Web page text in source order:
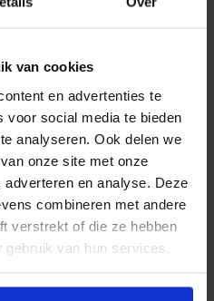
van cookies
en advertenties te
voor social media te bieden
analyseren. Ook delen we
onze site met onze
en analyse. Deze
combineren met andere
verstrekt of die ze hebben
van hun services.
ziet u al uw opties
datgene wat u wilt
uw budget. Indien u dit
uiteraard uitbreiden.
te werken, kan
goed verzorgde,
tegen een